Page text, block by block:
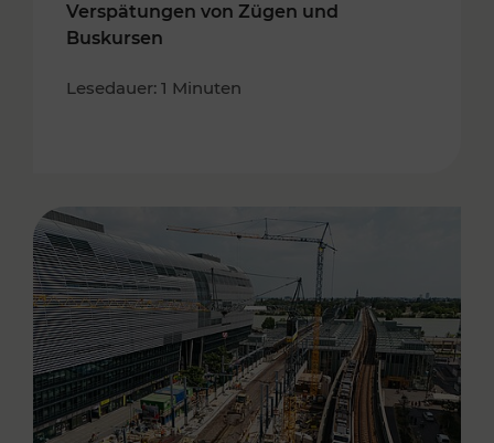
Verspätungen von Zügen und
Buskursen
Lesedauer: 1 Minuten